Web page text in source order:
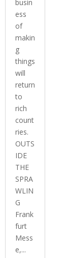
busin
ess
of
makin
g
things
will
return
to
rich
count
ries.
OUTS
IDE
THE
SPRA
WLIN
G
Frank
furt
Mess
e,...